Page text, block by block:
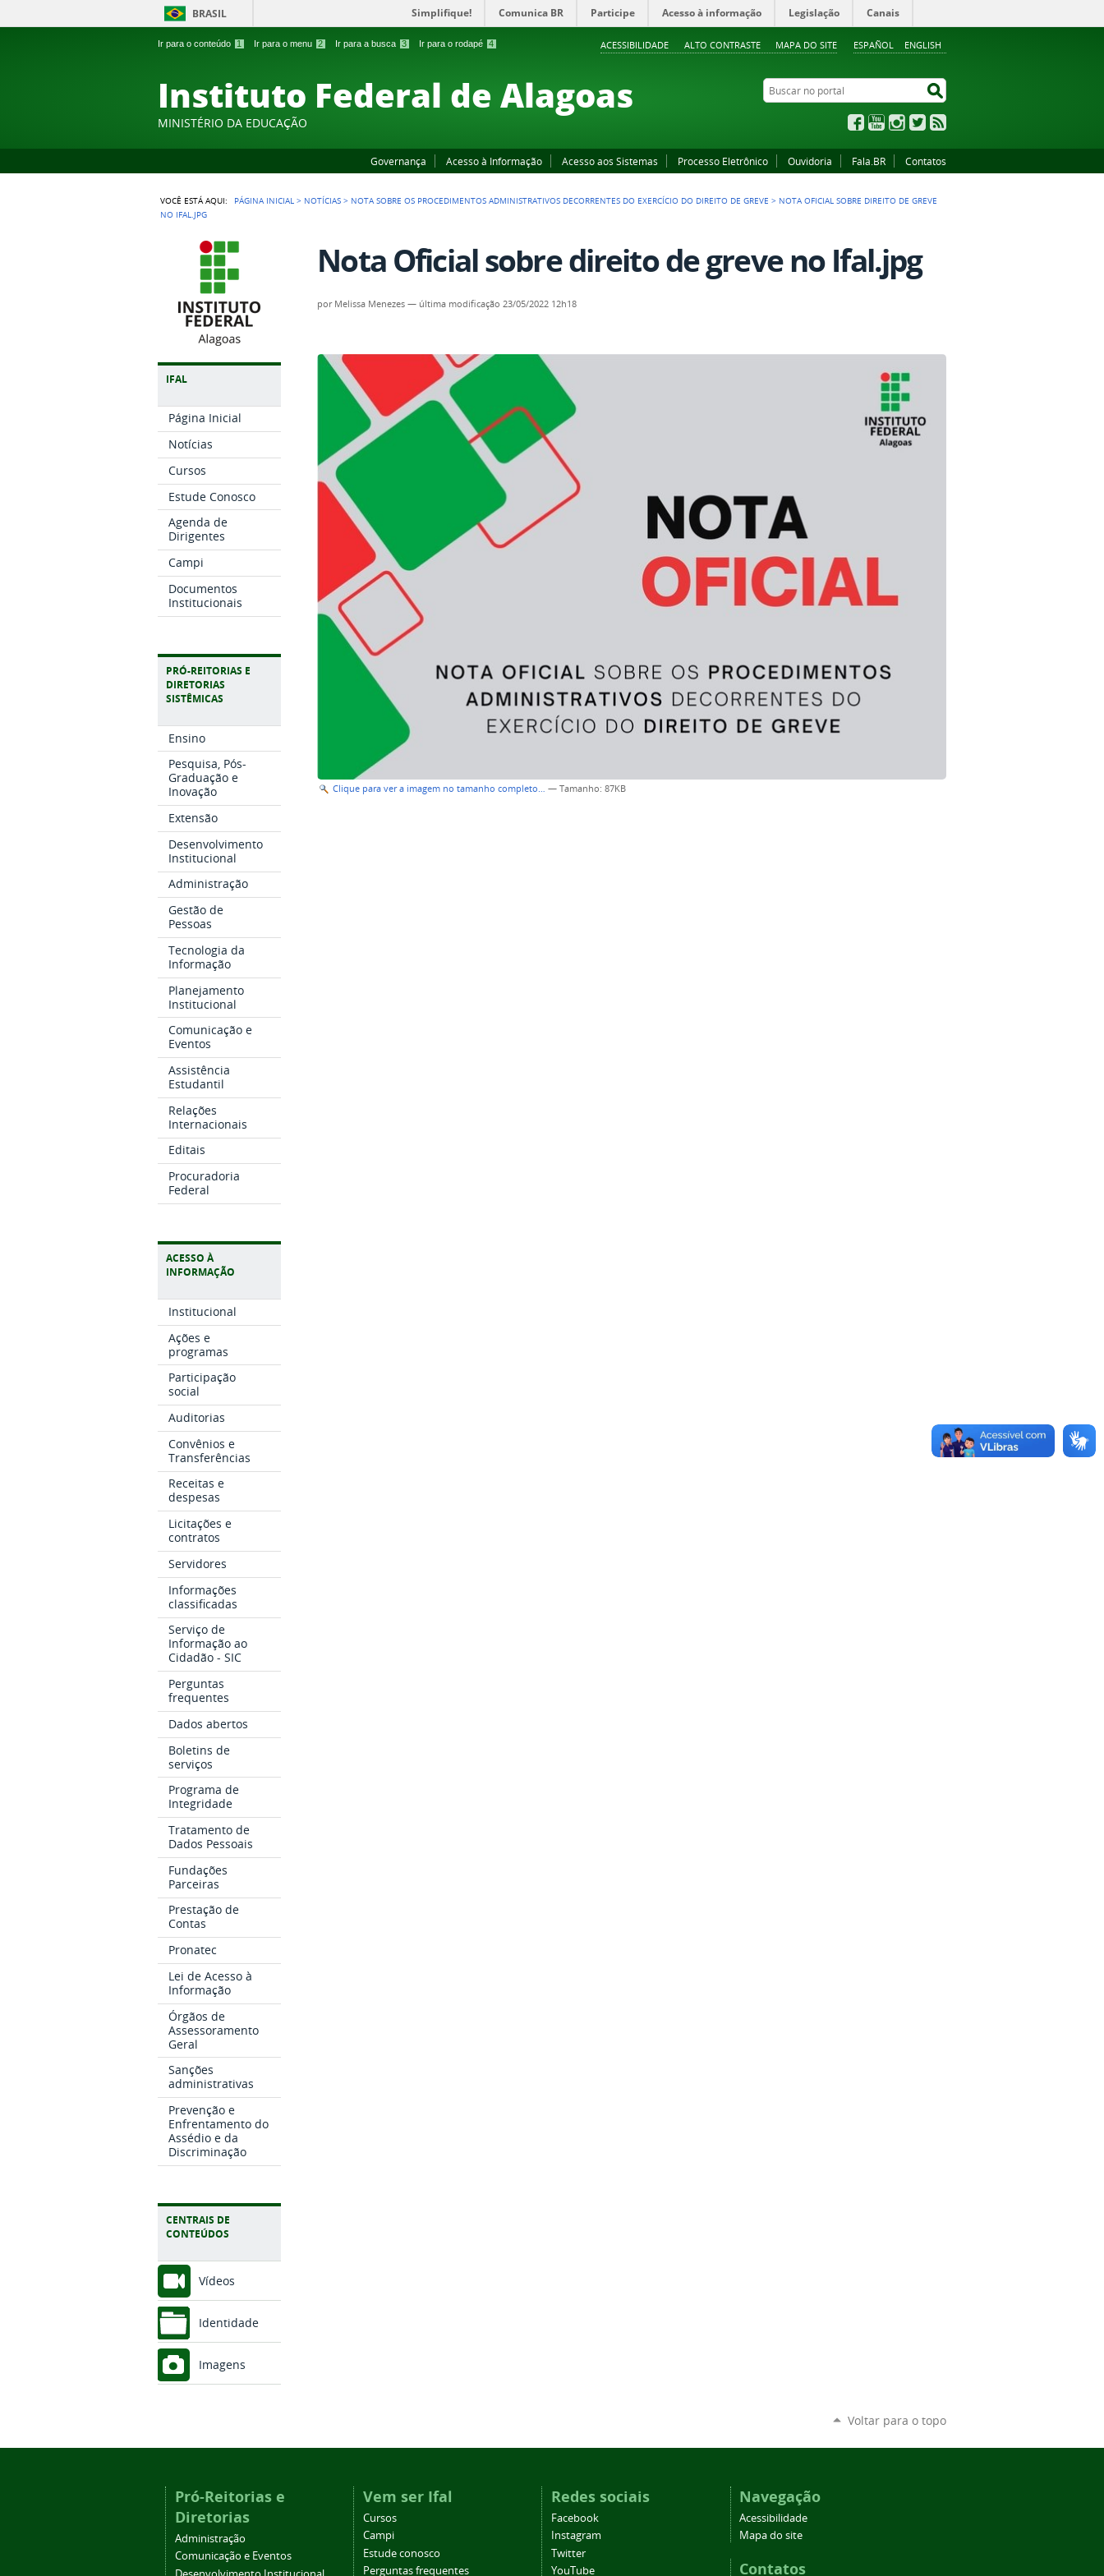
Ir para o conteúdo 1 Ir para o menu 2 Ir para a busca 3 Ir para o rodapé 4 ESPAÑOL ENGLISH
ACESSIBILIDADE ALTO CONTRASTE MAPA DO SITE
BRASIL Simplifique! Comunica BR Participe Acesso à informação Legislação Canais
Instituto Federal de Alagoas
MINISTÉRIO DA EDUCAÇÃO
Buscar no portal
FacebookYouTubeInstagram
Twitter
Governança Acesso à Informação Acesso aos Sistemas Processo Eletrônico Ouvidoria Fala.BR Contatos
VOCÊ ESTÁ AQUI: PÁGINA INICIAL > NOTÍCIAS > NOTA SOBRE OS PROCEDIMENTOS ADMINISTRATIVOS DECORRENTES DO EXERCÍCIO DO DIREITO DE GREVE > NOTA OFICIAL SOBRE DIREITO DE GREVE
NO IFAL.JPG
IFAL
Página Inicial
Notícias
Cursos
Estude Conosco
Agenda de
Dirigentes
Campi
Documentos
Institucionais
PRÓ-REITORIAS E
DIRETORIAS
SISTÊMICAS
Ensino
Pesquisa, Pós-
Graduação e
Inovação
Extensão
Desenvolvimento
Institucional
Administração
Gestão de
Pessoas
Tecnologia da
Informação
Planejamento
Institucional
Comunicação e
Eventos
Assistência
Estudantil
Relações
Internacionais
Editais
Procuradoria
Federal
ACESSO À
INFORMAÇÃO
Institucional
Ações e
programas
Participação
social
Auditorias
Convênios e
Transferências
Receitas e
despesas
Licitações e
contratos
Servidores
Informações
classificadas
Serviço de
Informação ao
Cidadão - SIC
Perguntas
frequentes
Dados abertos
Boletins de
serviços
Programa de
Integridade
Tratamento de
Dados Pessoais
Fundações
Parceiras
Prestação de
Contas
Pronatec
Lei de Acesso à
Informação
Órgãos de
Assessoramento
Geral
Sanções
administrativas
Prevenção e
Enfrentamento do
Assédio e da
Discriminação
CENTRAIS DE
CONTEÚDOS
Vídeos
Identidade
Imagens
Nota Oficial sobre direito de greve no Ifal.jpg
por Melissa Menezes — última modificação 23/05/2022 12h18
Clique para ver a imagem no tamanho completo… —Tamanho: 87KB
Voltar para o topo
Pró-Reitorias e
Diretorias
Administração
Comunicação e Eventos
Vem ser Ifal
Cursos
Campi
Estude conosco
Perguntas frequentes
Redes sociais
Facebook
Instagram
Twitter
YouTube
Navegação
Acessibilidade
Mapa do site
Contatos